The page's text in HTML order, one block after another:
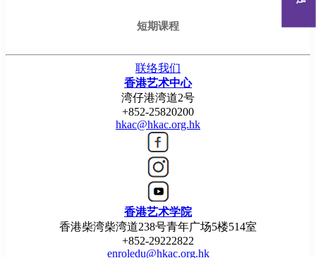
短期课程
联络我们
香港艺术中心
湾仔港湾道2号
+852-25820200
hkac@hkac.org.hk
香港艺术学院
香港柴湾柴湾道238号青年广场5楼514室
+852-29222822
enroledu@hkac.org.hk